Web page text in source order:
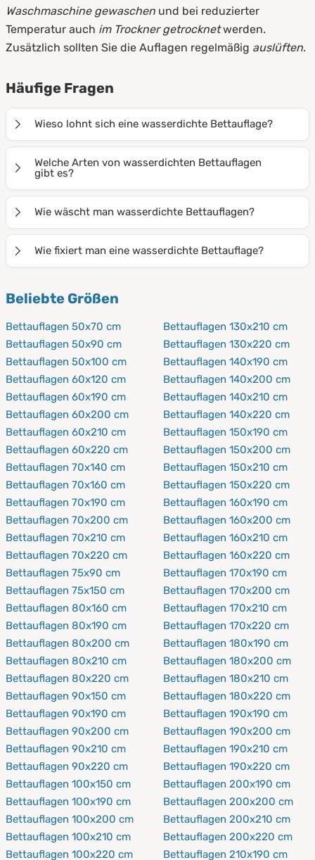
Waschmaschine gewaschen und bei reduzierter
Temperatur auch im Trockner getrocknetwerden.
Zusätzlich sollten Sie die Auflagen regelmäßig auslüften.
Häufige Fragen
Wieso lohnt sich eine wasserdichte Bettauflage?
Verunreinigungen und erhalten somit die Qualität
länger. Im Schlafbereich kann es oft zu Flecken
kommen:Schweiß, Urinoder auchBlutlassen sich nur
schwer entfernen. Gerade auch, wenn Sie mit Kindern
zusammenleben, wissen Sie sicherlich, wie schnell
etwas verschüttet ist. Auch für Menschen, die an
Betroffenen wird hierbei mehr
Welche Arten von wasserdichten Bettauflagen
gibt es?
entscheiden, haben Sie mehrere Möglichkeiten:
ganze Matratze – je nachdem, welchen Schutz Sie
Wie wäscht man wasserdichte Bettauflagen?
kann auchim Trockner getroc
Frische zwischendurch können Sie die Bettauflage
auch einfach eine Weile
auslüften.
Wie fixiert man eine wasserdichte Bettauflage?
welche Sie sich entscheiden. So wird die
der Matratze befestigt. Das
Stecklaken
gewünschten Stelle plaziert und an den Seiten der
Matratze
festgesteckt
wasserdichte
Matratzenbezugwird um die gesamte Matratze
gezogen und anschließend mit einem
3-seitigen
Reißverschlussverschlossen.
Beliebte Größen
Bettauflagen 50x70 cm
Bettauflagen 50x90 cm
Bettauflagen 50x100 cm
Bettauflagen 60x120 cm
Bettauflagen 60x190 cm
Bettauflagen 60x200 cm
Bettauflagen 60x210 cm
Bettauflagen 60x220 cm
Bettauflagen 70x140 cm
Bettauflagen 70x160 cm
Bettauflagen 70x190 cm
Bettauflagen 70x200 cm
Bettauflagen 70x210 cm
Bettauflagen 70x220 cm
Bettauflagen 75x90 cm
Bettauflagen 75x150 cm
Bettauflagen 80x160 cm
Bettauflagen 80x190 cm
Bettauflagen 80x200 cm
Bettauflagen 80x210 cm
Bettauflagen 80x220 cm
Bettauflagen 90x150 cm
Bettauflagen 90x190 cm
Bettauflagen 90x200 cm
Bettauflagen 90x210 cm
Bettauflagen 90x220 cm
Bettauflagen 100x150 cm
Bettauflagen 100x190 cm
Bettauflagen 100x200 cm
Bettauflagen 100x210 cm
Bettauflagen 100x220 cm
Bettauflagen 130x210 cm
Bettauflagen 130x220 cm
Bettauflagen 140x190 cm
Bettauflagen 140x200 cm
Bettauflagen 140x210 cm
Bettauflagen 140x220 cm
Bettauflagen 150x190 cm
Bettauflagen 150x200 cm
Bettauflagen 150x210 cm
Bettauflagen 150x220 cm
Bettauflagen 160x190 cm
Bettauflagen 160x200 cm
Bettauflagen 160x210 cm
Bettauflagen 160x220 cm
Bettauflagen 170x190 cm
Bettauflagen 170x200 cm
Bettauflagen 170x210 cm
Bettauflagen 170x220 cm
Bettauflagen 180x190 cm
Bettauflagen 180x200 cm
Bettauflagen 180x210 cm
Bettauflagen 180x220 cm
Bettauflagen 190x190 cm
Bettauflagen 190x200 cm
Bettauflagen 190x210 cm
Bettauflagen 190x220 cm
Bettauflagen 200x190 cm
Bettauflagen 200x200 cm
Bettauflagen 200x210 cm
Bettauflagen 200x220 cm
Bettauflagen 210x190 cm